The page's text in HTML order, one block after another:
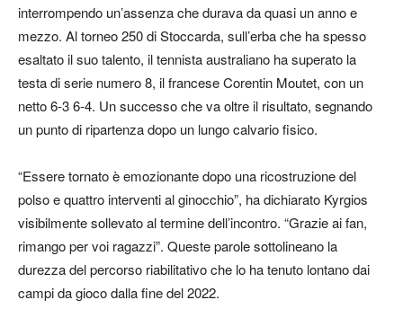
interrompendo un’assenza che durava da quasi un anno e
mezzo. Al torneo 250 di Stoccarda, sull’erba che ha spesso
esaltato il suo talento, il tennista australiano ha superato la
testa di serie numero 8, il francese Corentin Moutet, con un
netto 6-3 6-4. Un successo che va oltre il risultato, segnando
un punto di ripartenza dopo un lungo calvario fisico.
“Essere tornato è emozionante dopo una ricostruzione del
polso e quattro interventi al ginocchio”, ha dichiarato Kyrgios
visibilmente sollevato al termine dell’incontro. “Grazie ai fan,
rimango per voi ragazzi”. Queste parole sottolineano la
durezza del percorso riabilitativo che lo ha tenuto lontano dai
campi da gioco dalla fine del 2022.